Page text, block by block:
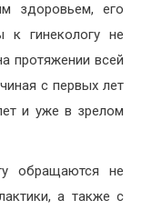
здоровьем, его
к гинекологу не
протяжении всей
с первых лет
и уже в зрелом
обращаются не
а также с